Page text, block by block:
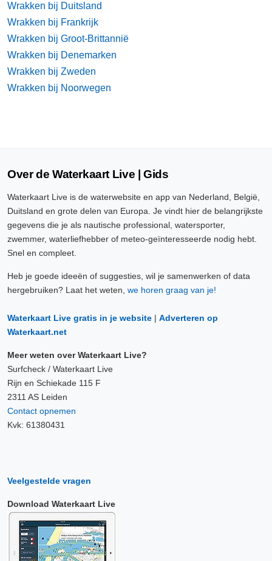
Wrakken bij Duitsland
Wrakken bij Frankrijk
Wrakken bij Groot-Brittannië
Wrakken bij Denemarken
Wrakken bij Zweden
Wrakken bij Noorwegen
Over de Waterkaart Live | Gids
Waterkaart Live is de waterwebsite en app van Nederland, België,
Duitsland en grote delen van Europa. Je vindt hier de belangrijkste
gegevens die je als nautische professional, watersporter,
zwemmer, waterliefhebber of meteo-geïnteresseerde nodig hebt.
Snel en compleet.
Heb je goede ideeën of suggesties, wil je samenwerken of data
hergebruiken? Laat het weten, we horen graag van je!
Waterkaart Live gratis in je website | Adverteren op
Waterkaart.net
Meer weten over Waterkaart Live?
Surfcheck / Waterkaart Live
Rijn en Schiekade 115 F
2311 AS Leiden
Contact opnemen
Kvk: 61380431
Veelgestelde vragen
Download Waterkaart Live